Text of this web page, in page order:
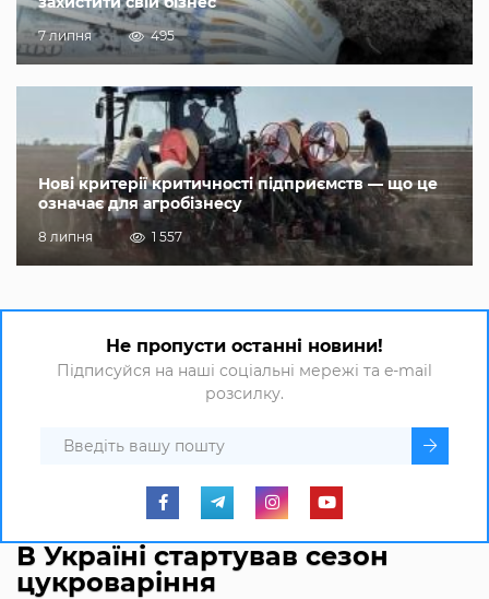
7 липня 495
Нові критерії критичності підприємств — що це
означає для агробізнесу
8 липня 1 557
Не пропусти останні новини!
Підписуйся на наші соціальні мережі та e-mail
розсилку.
В Україні стартував сезон
цукроваріння